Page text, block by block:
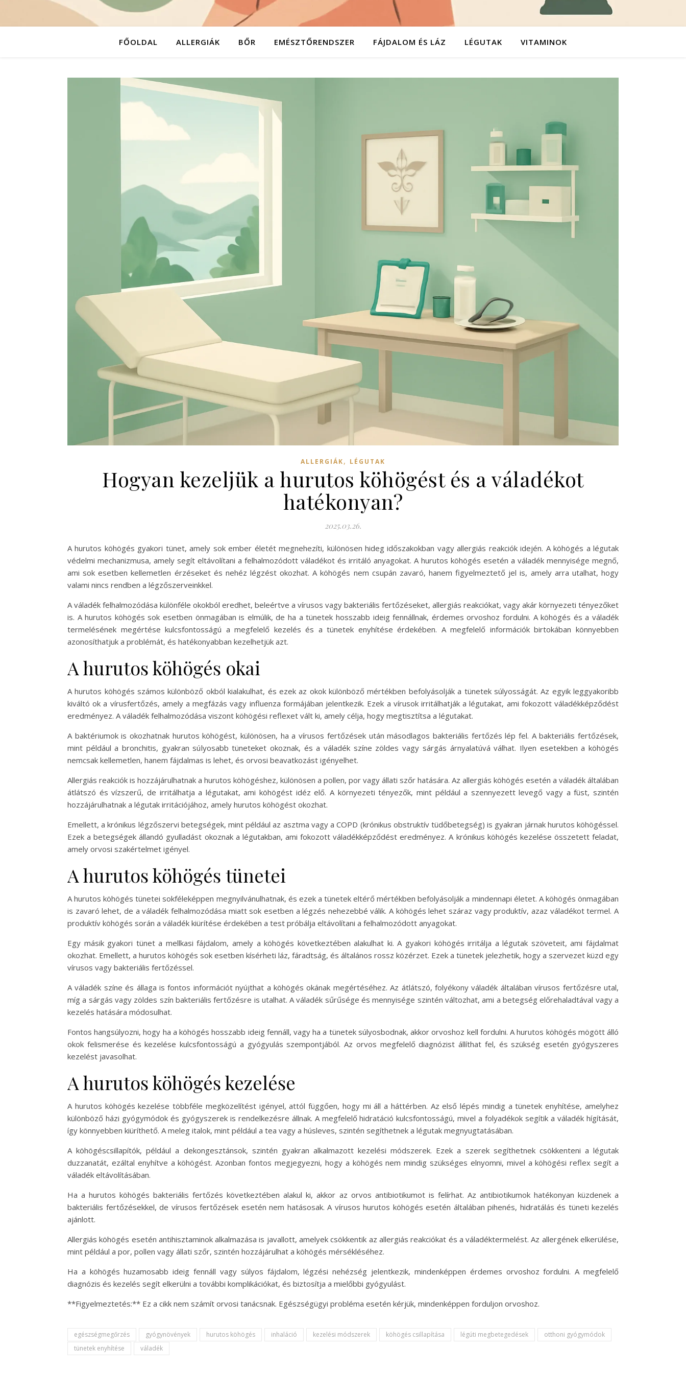
FŐOLDAL ALLERGIÁK BŐR EMÉSZTŐRENDSZER FÁJDALOM ÉS LÁZ LÉGUTAK VITAMINOK
ALLERGIÁK, LÉGUTAK
Hogyan kezeljük a hurutos köhögést és a váladékot
hatékonyan?
2025.03.26.
A hurutos köhögés gyakori tünet, amely sok ember életét megnehezíti, különösen hideg időszakokban vagy allergiás reakciók idején. A köhögés a légutak
védelmi mechanizmusa, amely segít eltávolítani a felhalmozódott váladékot és irritáló anyagokat. A hurutos köhögés esetén a váladék mennyisége megnő,
ami sok esetben kellemetlen érzéseket és nehéz légzést okozhat. A köhögés nem csupán zavaró, hanem figyelmeztető jel is, amely arra utalhat, hogy
valami nincs rendben a légzőszerveinkkel.
A váladék felhalmozódása különféle okokból eredhet, beleértve a vírusos vagy bakteriális fertőzéseket, allergiás reakciókat, vagy akár környezeti tényezőket
is. A hurutos köhögés sok esetben önmagában is elmúlik, de ha a tünetek hosszabb ideig fennállnak, érdemes orvoshoz fordulni. A köhögés és a váladék
termelésének megértése kulcsfontosságú a megfelelő kezelés és a tünetek enyhítése érdekében. A megfelelő információk birtokában könnyebben
azonosíthatjuk a problémát, és hatékonyabban kezelhetjük azt.
A hurutos köhögés okai
A hurutos köhögés számos különböző okból kialakulhat, és ezek az okok különböző mértékben befolyásolják a tünetek súlyosságát. Az egyik leggyakoribb
kiváltó ok a vírusfertőzés, amely a megfázás vagy influenza formájában jelentkezik. Ezek a vírusok irritálhatják a légutakat, ami fokozott váladékképződést
eredményez. A váladék felhalmozódása viszont köhögési reflexet vált ki, amely célja, hogy megtisztítsa a légutakat.
A baktériumok is okozhatnak hurutos köhögést, különösen, ha a vírusos fertőzések után másodlagos bakteriális fertőzés lép fel. A bakteriális fertőzések,
mint például a bronchitis, gyakran súlyosabb tüneteket okoznak, és a váladék színe zöldes vagy sárgás árnyalatúvá válhat. Ilyen esetekben a köhögés
nemcsak kellemetlen, hanem fájdalmas is lehet, és orvosi beavatkozást igényelhet.
Allergiás reakciók is hozzájárulhatnak a hurutos köhögéshez, különösen a pollen, por vagy állati szőr hatására. Az allergiás köhögés esetén a váladék általában
átlátszó és vízszerű, de irritálhatja a légutakat, ami köhögést idéz elő. A környezeti tényezők, mint például a szennyezett levegő vagy a füst, szintén
hozzájárulhatnak a légutak irritációjához, amely hurutos köhögést okozhat.
Emellett, a krónikus légzőszervi betegségek, mint például az asztma vagy a COPD (krónikus obstruktív tüdőbetegség) is gyakran járnak hurutos köhögéssel.
Ezek a betegségek állandó gyulladást okoznak a légutakban, ami fokozott váladékképződést eredményez. A krónikus köhögés kezelése összetett feladat,
amely orvosi szakértelmet igényel.
A hurutos köhögés tünetei
A hurutos köhögés tünetei sokféleképpen megnyilvánulhatnak, és ezek a tünetek eltérő mértékben befolyásolják a mindennapi életet. A köhögés önmagában
is zavaró lehet, de a váladék felhalmozódása miatt sok esetben a légzés nehezebbé válik. A köhögés lehet száraz vagy produktív, azaz váladékot termel. A
produktív köhögés során a váladék kiürítése érdekében a test próbálja eltávolítani a felhalmozódott anyagokat.
Egy másik gyakori tünet a mellkasi fájdalom, amely a köhögés következtében alakulhat ki. A gyakori köhögés irritálja a légutak szöveteit, ami fájdalmat
okozhat. Emellett, a hurutos köhögés sok esetben kísérheti láz, fáradtság, és általános rossz közérzet. Ezek a tünetek jelezhetik, hogy a szervezet küzd egy
vírusos vagy bakteriális fertőzéssel.
A váladék színe és állaga is fontos információt nyújthat a köhögés okának megértéséhez. Az átlátszó, folyékony váladék általában vírusos fertőzésre utal,
míg a sárgás vagy zöldes szín bakteriális fertőzésre is utalhat. A váladék sűrűsége és mennyisége szintén változhat, ami a betegség előrehaladtával vagy a
kezelés hatására módosulhat.
Fontos hangsúlyozni, hogy ha a köhögés hosszabb ideig fennáll, vagy ha a tünetek súlyosbodnak, akkor orvoshoz kell fordulni. A hurutos köhögés mögött álló
okok felismerése és kezelése kulcsfontosságú a gyógyulás szempontjából. Az orvos megfelelő diagnózist állíthat fel, és szükség esetén gyógyszeres
kezelést javasolhat.
A hurutos köhögés kezelése
A hurutos köhögés kezelése többféle megközelítést igényel, attól függően, hogy mi áll a háttérben. Az első lépés mindig a tünetek enyhítése, amelyhez
különböző házi gyógymódok és gyógyszerek is rendelkezésre állnak. A megfelelő hidratáció kulcsfontosságú, mivel a folyadékok segítik a váladék hígítását,
így könnyebben kiüríthető. A meleg italok, mint például a tea vagy a húsleves, szintén segíthetnek a légutak megnyugtatásában.
A köhögéscsillapítók, például a dekongesztánsok, szintén gyakran alkalmazott kezelési módszerek. Ezek a szerek segíthetnek csökkenteni a légutak
duzzanatát, ezáltal enyhítve a köhögést. Azonban fontos megjegyezni, hogy a köhögés nem mindig szükséges elnyomni, mivel a köhögési reflex segít a
váladék eltávolításában.
Ha a hurutos köhögés bakteriális fertőzés következtében alakul ki, akkor az orvos antibiotikumot is felírhat. Az antibiotikumok hatékonyan küzdenek a
bakteriális fertőzésekkel, de vírusos fertőzések esetén nem hatásosak. A vírusos hurutos köhögés esetén általában pihenés, hidratálás és tüneti kezelés
ajánlott.
Allergiás köhögés esetén antihisztaminok alkalmazása is javallott, amelyek csökkentik az allergiás reakciókat és a váladéktermelést. Az allergének elkerülése,
mint például a por, pollen vagy állati szőr, szintén hozzájárulhat a köhögés mérsékléséhez.
Ha a köhögés huzamosabb ideig fennáll vagy súlyos fájdalom, légzési nehézség jelentkezik, mindenképpen érdemes orvoshoz fordulni. A megfelelő
diagnózis és kezelés segít elkerülni a további komplikációkat, és biztosítja a mielőbbi gyógyulást.
**Figyelmeztetés:** Ez a cikk nem számít orvosi tanácsnak. Egészségügyi probléma esetén kérjük, mindenképpen forduljon orvoshoz.
egészségmegőrzés gyógynövények hurutos köhögés inhaláció kezelési módszerek köhögés csillapítása légúti megbetegedések
otthoni gyógymódok
tünetek enyhítése
váladék